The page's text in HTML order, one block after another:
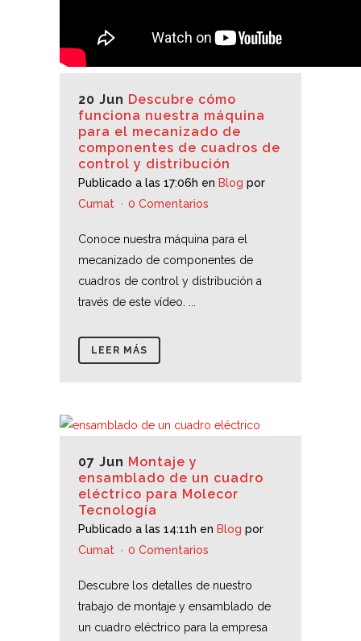
20 Jun Descubre cómo
funciona nuestra máquina
para el mecanizado de
componentes de cuadros de
control y distribución
Publicado a las 17:06h en Blog por
Cumat
0 Comentarios
Conoce nuestra máquina para el
mecanizado de componentes de
cuadros de control y distribución a
través de este vídeo. ...
LEER MÁS
07 Jun Montaje y
ensamblado de un cuadro
eléctrico para Molecor
Tecnología
Publicado a las 14:11h en Blog por
Cumat
0 Comentarios
Descubre los detalles de nuestro
trabajo de montaje y ensamblado de
un cuadro eléctrico para la empresa